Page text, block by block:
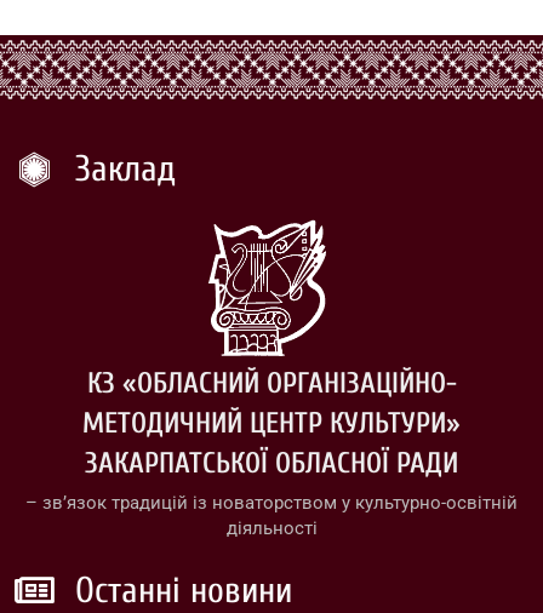
Заклад
КЗ «ОБЛАСНИЙ ОРГАНІЗАЦІЙНО-
МЕТОДИЧНИЙ ЦЕНТР КУЛЬТУРИ»
ЗАКАРПАТСЬКОЇ ОБЛАСНОЇ РАДИ
– зв’язок традицій із новаторством у культурно-освітній
діяльності
Останні новини